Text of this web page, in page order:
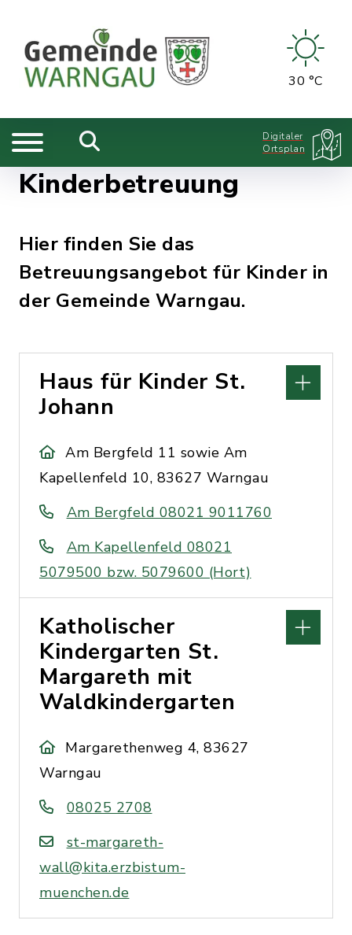
30 °C
Digitaler
Ortsplan
Kinderbetreuung
Hier finden Sie das
Betreuungsangebot für Kinder in
der Gemeinde Warngau.
Haus für Kinder St.
Johann
Am Bergfeld 11 sowie Am
Kapellenfeld 10, 83627 Warngau
Am Bergfeld 08021 9011760
Am Kapellenfeld 08021
5079500 bzw. 5079600 (Hort)
Katholischer
Kindergarten St.
Margareth mit
Waldkindergarten
Margarethenweg 4, 83627
Warngau
08025 2708
st-margareth-
wall@kita.erzbistum-
muenchen.de